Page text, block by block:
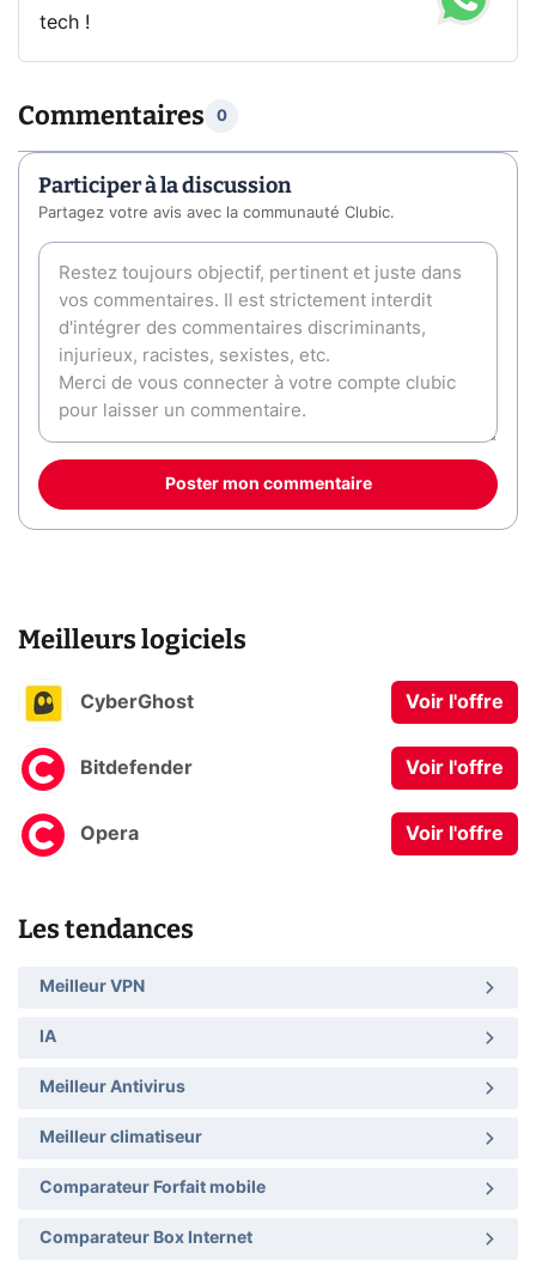
tech !
Commentaires 0
Participer à la discussion
Partagez votre avis avec la communauté Clubic.
Poster mon commentaire
Meilleurs logiciels
CyberGhost Voir l'offre
Bitdefender Voir l'offre
Opera Voir l'offre
Les tendances
Meilleur VPN
IA
Meilleur Antivirus
Meilleur climatiseur
Comparateur Forfait mobile
Comparateur Box Internet